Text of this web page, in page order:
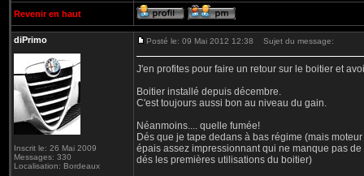
Revenir en haut
diPrimo
Inscrit le: 26 Mai 2009
Messages: 330
Localisation: Bordeaux
Posté le: 09 Mai 2012 12:38 Sujet du message:
J'en profites pour faire un retour sur le boitier et
Boitier installé depuis décembre.
C'est toujours aussi bon au niveau du gain.
Néanmoins.... quelle fumée!
Dés que je tape dedans à bas régime (mais
épais assez impressionnant qui ne manque pas
dés les premières utilisations du boitier)